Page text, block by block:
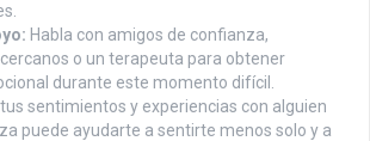
Habla con amigos de confianza,
o un terapeuta para obtener
durante este momento difícil.
sentimientos y experiencias con alguien
puede ayudarte a sentirte menos solo y a